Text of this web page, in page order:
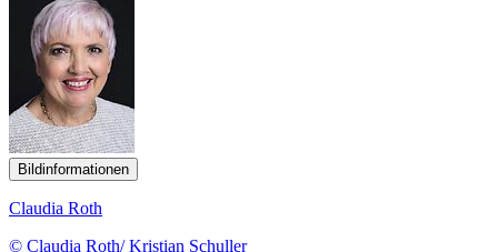
Bildinformationen
Claudia Roth
© Claudia Roth/ Kristian Schuller